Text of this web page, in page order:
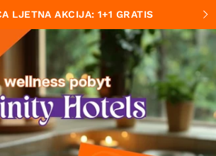
LJETNA AKCIJA: 1+1 GRATIS